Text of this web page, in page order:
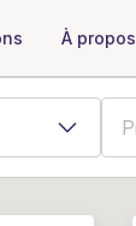
À propos